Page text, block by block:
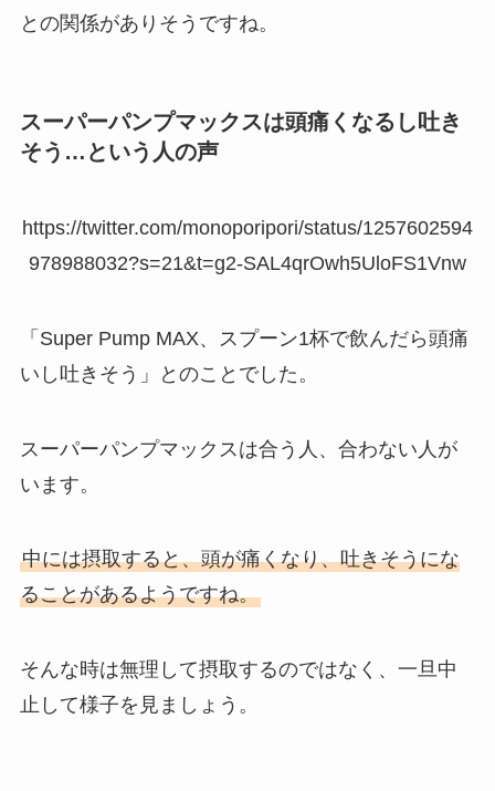
との関係がありそうですね。
スーパーパンプマックスは頭痛くなるし吐き
そう…という人の声
https://twitter.com/monoporipori/status/1257602594
978988032?s=21&t=g2-SAL4qrOwh5UloFS1Vnw
「Super Pump MAX、スプーン1杯で飲んだら頭痛
いし吐きそう」とのことでした。
スーパーパンプマックスは合う人、合わない人が
います。
中には摂取すると、頭が痛くなり、吐きそうにな
ることがあるようですね。
そんな時は無理して摂取するのではなく、一旦中
止して様子を見ましょう。